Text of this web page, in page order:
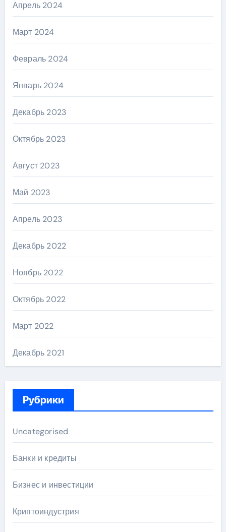
Апрель 2024
Март 2024
Февраль 2024
Январь 2024
Декабрь 2023
Октябрь 2023
Август 2023
Май 2023
Апрель 2023
Декабрь 2022
Ноябрь 2022
Октябрь 2022
Март 2022
Декабрь 2021
Рубрики
Uncategorised
Банки и кредиты
Бизнес и инвестиции
Криптоиндустрия